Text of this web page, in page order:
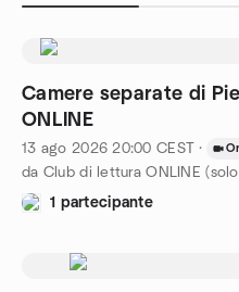
Camere separate di
ONLINE
13 ago 2026 20:00 CEST ·
da Club di lettura ONLINE
1 partecipante